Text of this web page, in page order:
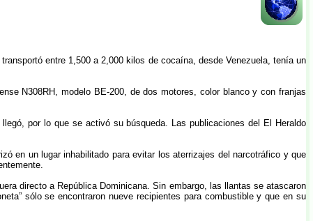
entre 1,500 a 2,000 kilos de cocaína, desde Venezuela, tenía un
N308RH, modelo BE-200, de dos motores, color blanco y con franjas
por lo que se activó su búsqueda. Las publicaciones del El Heraldo
en un lugar inhabilitado para evitar los aterrizajes del narcotráfico y que
directo a República Dominicana. Sin embargo, las llantas se atascaron
sólo se encontraron nueve recipientes para combustible y que en su